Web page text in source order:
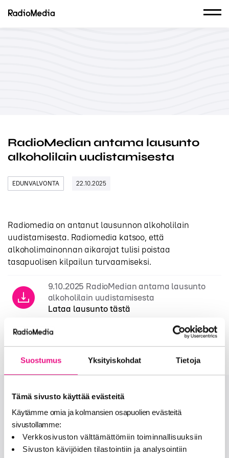
Suostumus Yksityiskohdat Tietoja
Tämä sivusto käyttää evästeitä
Käytämme omia ja kolmansien osapuolien evästeitä
sivustollamme:
Verkkosivuston välttämättömiin toiminnallisuuksiin
Sivuston kävijöiden tilastointiin ja analysointiin
RadioMedian antama lausunto
alkoholilain uudistamisesta
EDUNVALVONTA 22.10.2025
Radiomedia on antanut lausunnon alkoholilain
uudistamisesta. Radiomedia katsoo, että
alkoholimainonnan aikarajat tulisi poistaa
tasapuolisen kilpailun turvaamiseksi.
9.10.2025 RadioMedian antama lausunto
alkoholilain uudistamisesta
Lataa lausunto tästä
Onko sinulla lisää kysymyksiä?
OTA MEIHIN YHTEYTTÄ